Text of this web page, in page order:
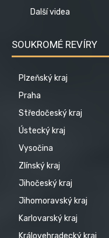
Další videa
SOUKROMÉ REVÍRY
Plzeňský kraj
Praha
Středočeský kraj
Ústecký kraj
Vysočina
Zlínský kraj
Jihočeský kraj
Jihomoravský kraj
Karlovarský kraj
Královehradecký kraj